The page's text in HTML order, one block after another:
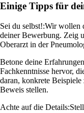
Einige Tipps für
Sei du selbst!:Wir wollen
deiner Bewerbung. Zeig
Oberarzt in der
Betone deine
Fachkenntnisse hervor,
daran, konkrete
Beweis stellen.
Achte auf die Details: